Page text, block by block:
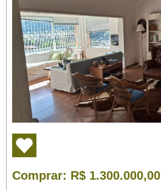
Comprar: R$ 1.300.000,00